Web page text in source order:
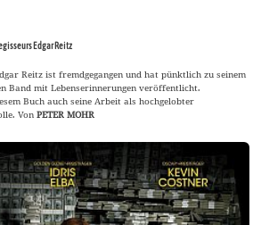
Edgar Reitz
Reitz ist fremdgegangen und hat pünktlich zu seinem
Band mit Lebenserinnerungen veröffentlicht.
Buch auch seine Arbeit als hochgelobter
VonPETER MOHR